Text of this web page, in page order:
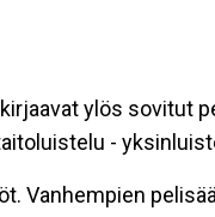
ylös sovitut
-
Vanhempien